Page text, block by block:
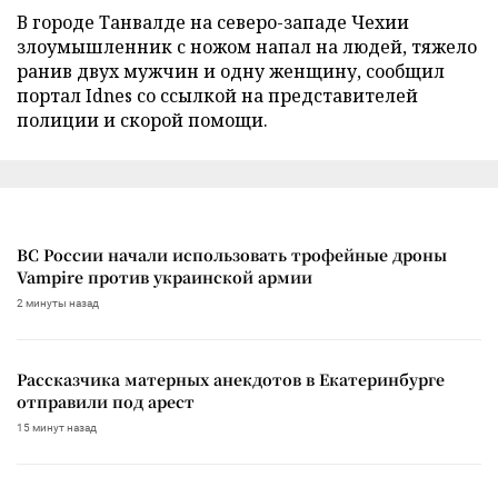
В городе Танвалде на северо-западе Чехии
злоумышленник с ножом напал на людей, тяжело
ранив двух мужчин и одну женщину, сообщил
портал Idnes со ссылкой на представителей
полиции и скорой помощи.
ВС России начали использовать трофейные дроны
Vampire против украинской армии
2 минуты назад
Рассказчика матерных анекдотов в Екатеринбурге
отправили под арест
15 минут назад